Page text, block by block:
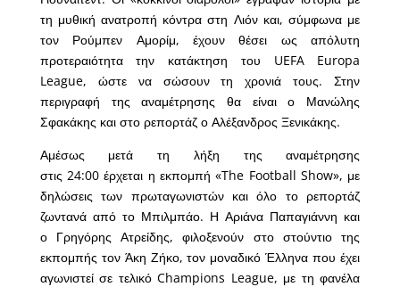
τη μυθική ανατροπή κόντρα στη Λιόν και, σύμφωνα με
τον Ρούμπεν Αμορίμ, έχουν θέσει ως απόλυτη
προτεραιότητα την κατάκτηση του UEFA Europa
League, ώστε να σώσουν τη χρονιά τους. Στην
περιγραφή της αναμέτρησης θα είναι ο Μανώλης
Σφακάκης και στο ρεπορτάζ ο Αλέξανδρος Ξενικάκης.
Αμέσως μετά τη λήξη της αναμέτρησης
στις 24:00 έρχεται η εκπομπή «The Football Show», με
δηλώσεις των πρωταγωνιστών και όλο το ρεπορτάζ
ζωντανά από το Μπιλμπάο. Η Αριάνα Παπαγιάννη και
ο Γρηγόρης Ατρείδης, φιλοξενούν στο στούντιο της
εκπομπής τον Άκη Ζήκο, τον μοναδικό Έλληνα που έχει
αγωνιστεί σε τελικό Champions League, με τη φανέλα